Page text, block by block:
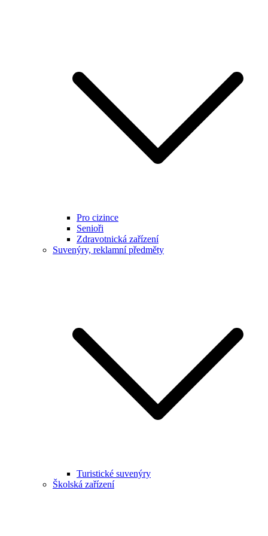
Pro cizince
Senioři
Zdravotnická zařízení
Suvenýry, reklamní předměty
Turistické suvenýry
Školská zařízení